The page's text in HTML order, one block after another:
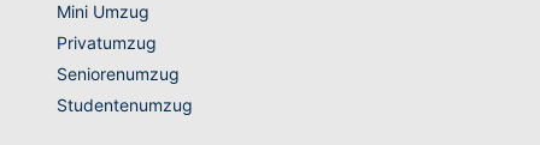
Mini Umzug
Privatumzug
Seniorenumzug
Studentenumzug